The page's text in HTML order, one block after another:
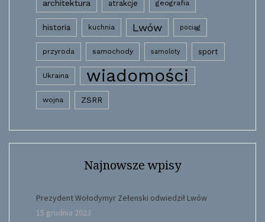
architektura atrakcje geografia
historia kuchnia Lwów pociąg
przyroda samochody samoloty sport
Ukraina wiadomości
wojna ZSRR
Najnowsze wpisy
Prezydent Wołodymyr Zełenski odwiedził Lwów
15 grudnia 2023